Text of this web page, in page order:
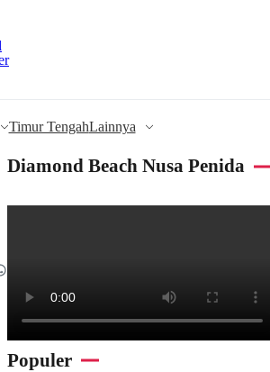
Timur TengahLainnya
Diamond Beach Nusa Penida
Populer